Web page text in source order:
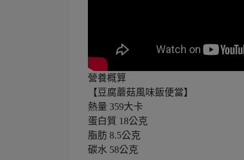
營養概算
【豆腐蘑菇風味飯便當】
熱量 359大卡
蛋白質 18公克
脂肪 8.5公克
碳水 58公克